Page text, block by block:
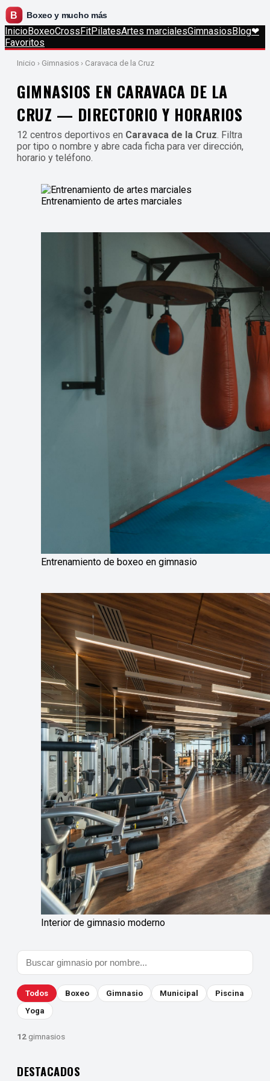
InicioBoxeoCrossFitPilatesArtes marcialesGimnasiosBlog❤
Favoritos
Inicio › Gimnasios › Caravaca de la Cruz
GIMNASIOS EN CARAVACA DE LA
CRUZ — DIRECTORIO Y HORARIOS
12 centros deportivos en Caravaca de la Cruz. Filtra
por tipo o nombre y abre cada ficha para ver dirección,
horario y teléfono.
Entrenamiento de artes marciales
Entrenamiento de boxeo en gimnasio
Interior de gimnasio moderno
Todos Boxeo Gimnasio Municipal
Piscina
Yoga
12 gimnasios
DESTACADOS